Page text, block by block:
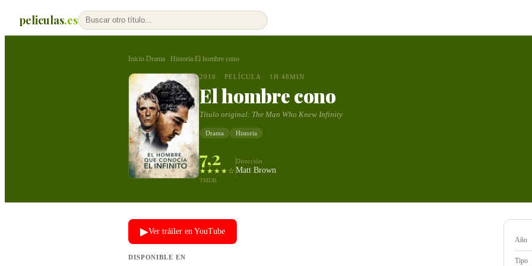
peliculas.es
Inicio›Drama · Historia›El hombre cono
2016 PELÍCULA 1H 48MIN
El hombre cono
Título original: The Man Who Knew Infinity
Drama Historia
7,2
★★★★☆
TMDB
Dirección
Matt Brown
▶Ver tráiler en YouTube
DISPONIBLE EN
Año
Tipo